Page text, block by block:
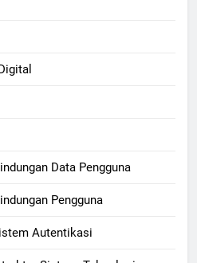
Data Pengguna
Pengguna
Autentikasi